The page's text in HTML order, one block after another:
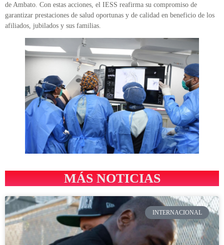
de Ambato. Con estas acciones, el IESS reafirma su compromiso de
garantizar prestaciones de salud oportunas y de calidad en beneficio de los
afiliados, jubilados y sus familias.
MÁS NOTICIAS
INTERNACIONAL